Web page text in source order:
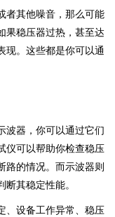
者其他噪音，那么可能
果稳压器过热，甚至达
现。这些都是你可以通
波器，你可以通过它们
仪可以帮助你检查稳压
路的情况。而示波器则
其稳定性能。
、设备工作异常、稳压